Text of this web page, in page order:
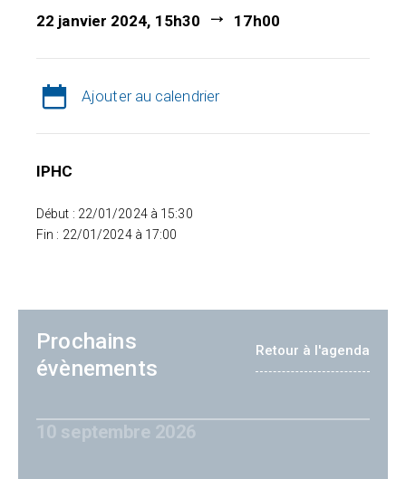
22 janvier 2024, 15h30 17h00
Ajouter au calendrier
IPHC
Début : 22/01/2024 à 15:30
Fin : 22/01/2024 à 17:00
Prochains
évènements
Retour à l'agenda
10 septembre 2026